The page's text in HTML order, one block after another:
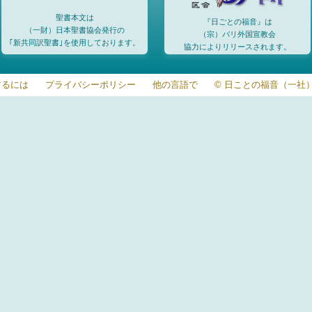
聖書本文は
（一財）日本聖書協会発行の
｢新共同訳聖書｣を使用しております。
『日ごとの福音』は
（宗）パリ外国宣教会
協力によりリリースされます。
には プライバシーポリシー 他の言語で © 日ことの福音（一社